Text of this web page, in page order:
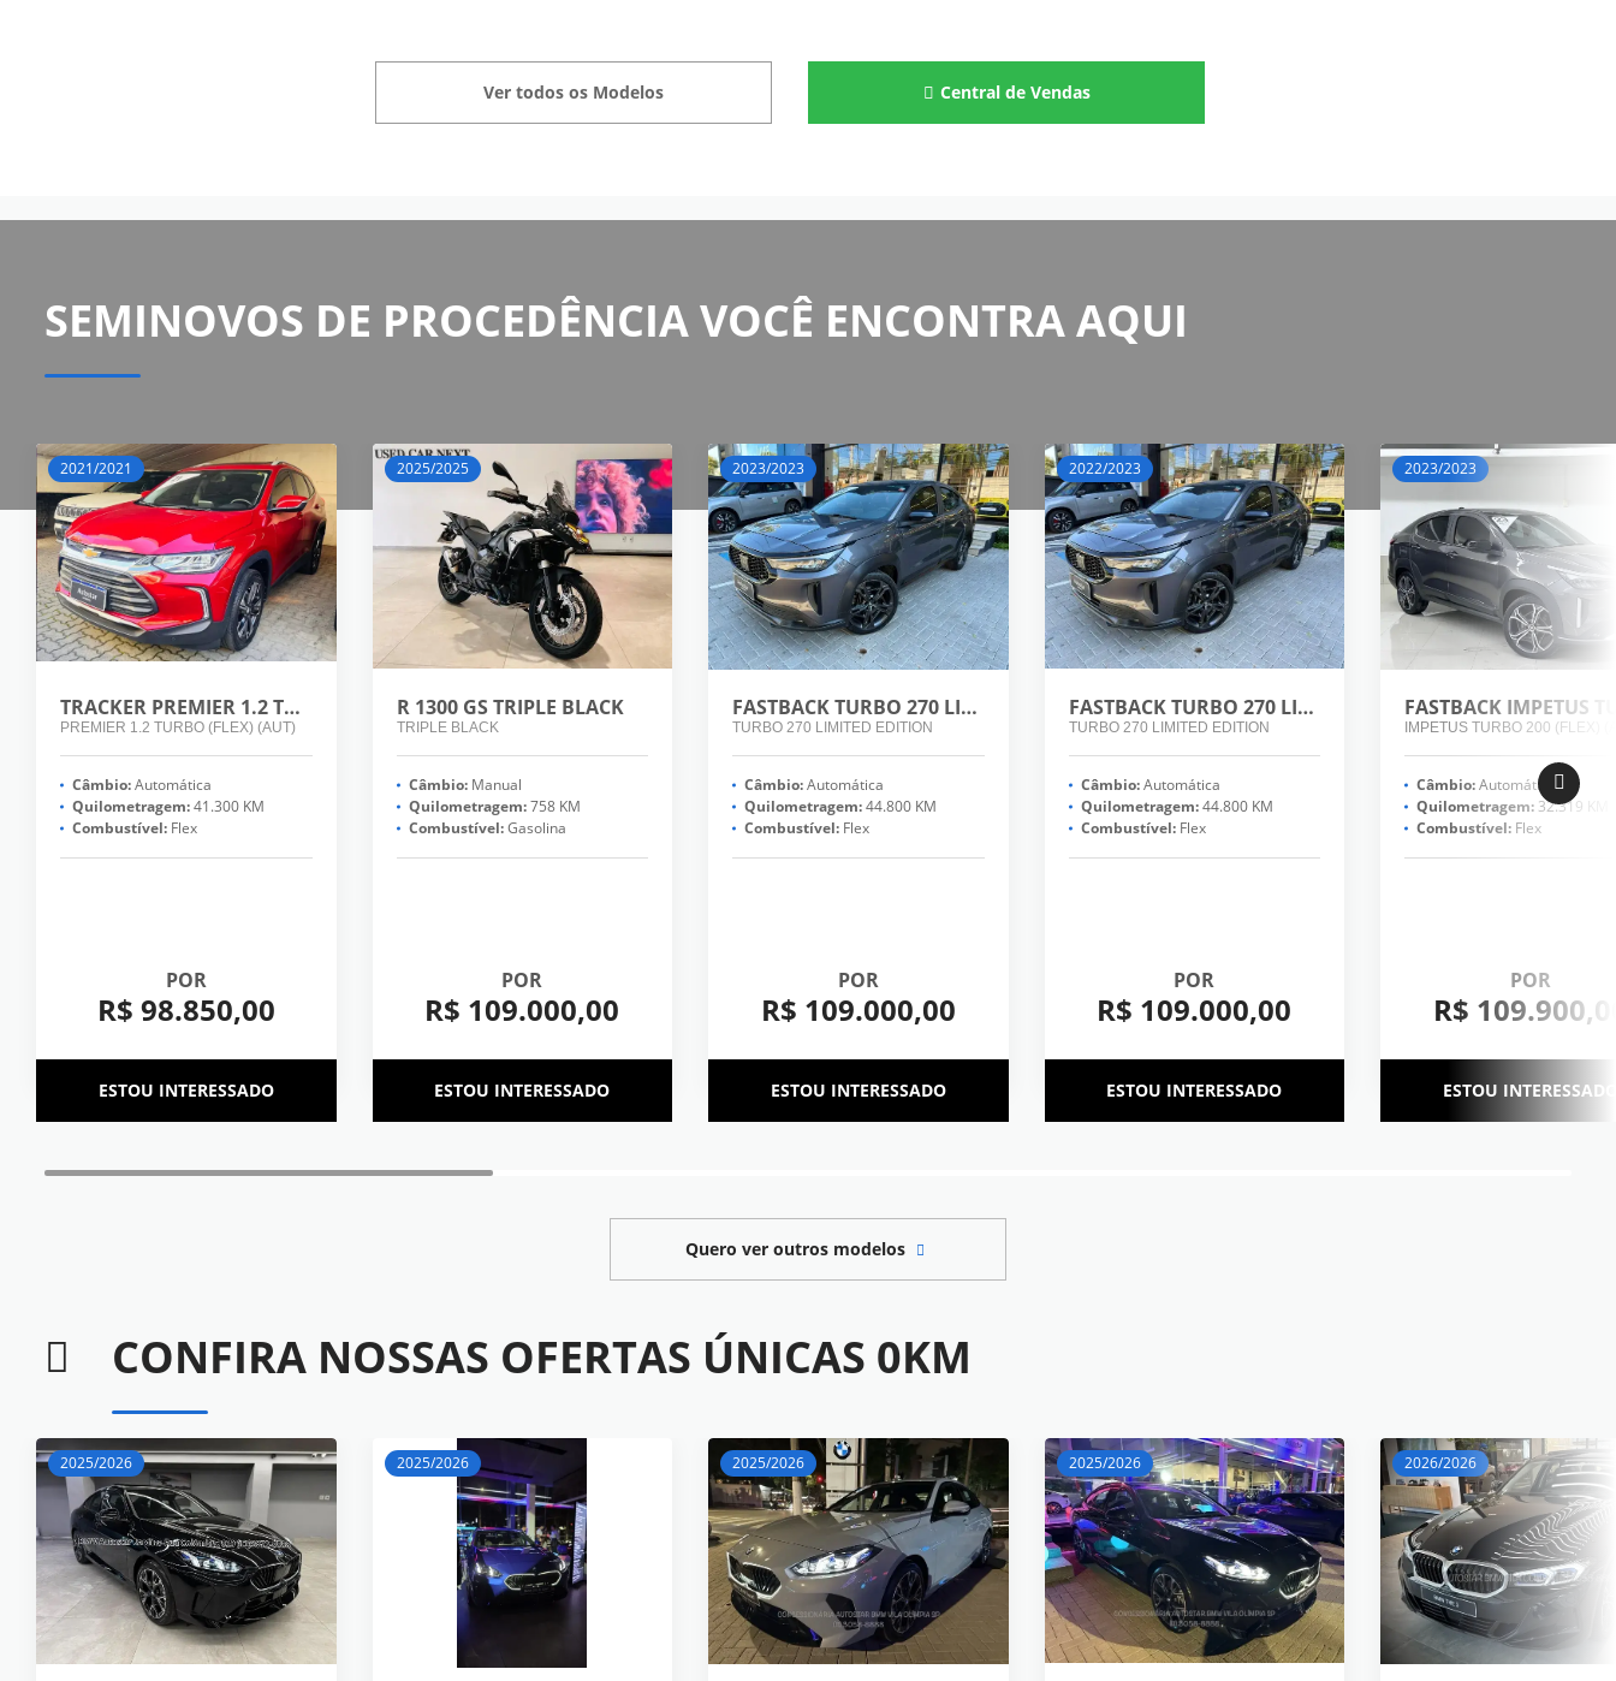
Ver todos os Modelos Central de Vendas
SEMINOVOS DE PROCEDÊNCIA VOCÊ ENCONTRA AQUI
2021/2021
TRACKER PREMIER 1.2 TURBO (FLEX) (AUT)
PREMIER 1.2 TURBO (FLEX) (AUT)
Câmbio:Automática
Quilometragem:41.300 KM
Combustível: Flex
POR
R$ 98.850,00
ESTOU INTERESSADO
2025/2025
R 1300 GS TRIPLE BLACK
TRIPLE BLACK
Câmbio:Manual
Quilometragem:758 KM
Combustível:Gasolina
POR
R$ 109.000,00
ESTOU INTERESSADO
2023/2023
FASTBACK TURBO 270 LIMITED EDITION
TURBO 270 LIMITED EDITION
Câmbio:Automática
Quilometragem:44.800 KM
Combustível: Flex
POR
R$ 109.000,00
ESTOU INTERESSADO
2022/2023
FASTBACK TURBO 270 LIMITED EDITION
TURBO 270 LIMITED EDITION
Câmbio:Automática
Quilometragem:44.800 KM
Combustível:Flex
POR
R$ 109.000,00
ESTOU INTERESSADO
2023/2023
IMPETUS TURBO 200 (FLEX)
Câmbio:Automática
Quilometragem: 32.319 KM
Combustível: Flex
POR
R$
ESTOU
Quero ver outros modelos
CONFIRA NOSSAS OFERTAS ÚNICAS 0KM
2025/2026 2025/2026 2025/2026 2025/2026 2026/2026